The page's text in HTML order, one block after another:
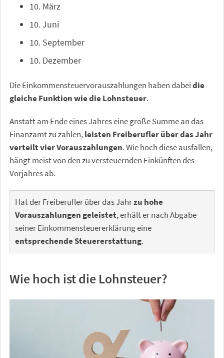
10. März
10. Juni
10. September
10. Dezember
Die Einkommensteuervorauszahlungen haben dabeidie
gleiche Funktion wie die Lohnsteuer.
Anstatt am Ende eines Jahres eine große Summe an das
Finanzamt zu zahlen,leisten Freiberufler über das Jahr
verteilt vier Vorauszahlungen. Wie hoch diese ausfallen,
hängt meist von den zu versteuernden Einkünften des
Vorjahres ab.
Hat der Freiberufler über das Jahrzu hohe
Vorauszahlungen geleistet, erhält er nach Abgabe
seiner Einkommensteuererklärung eine
entsprechende Steuererstattung.
Wie hoch ist die Lohnsteuer?